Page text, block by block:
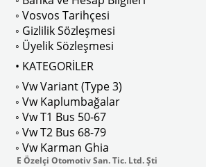
isteyenler için tercih edilir.
◦ Vosvos Tarihçesi
◦ Gizlilik Sözleşmesi
◦ Üyelik Sözleşmesi
• KATEGORİLER
◦ Vw Variant (Type 3)
◦ Vw Kaplumbağalar
◦ Vw T1 Bus 50-67
◦ Vw T2 Bus 68-79
◦ Vw Karman Ghia
E Özelçi Otomotiv San. Tic. Ltd. Şti